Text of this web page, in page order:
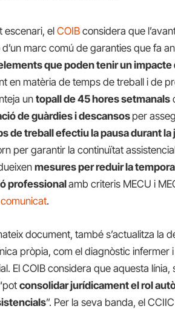
escenari, elCOIB considera que
marc comú de garanties que fa
que poden tenir un
en matèria de temps de treball i de
untopall de 45 hores setmanals
de guàrdies i descansos per
de treball efectiu la pausa durant la
per garantir la continuïtat
mesures per reduir la
professionalamb criteris MECU i
comunicat.
document, també s’actualitza la
pròpia, com el diagnòstic infermer
El COIB considera que aquesta
consolidar jurídicament el rol
”. Per la seva banda, el